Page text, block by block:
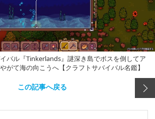
バル『Tinkerlands』謎深き島でボスを倒してア
がて海の向こうへ【クラフトサバイバル名鑑】
この記事へ戻る